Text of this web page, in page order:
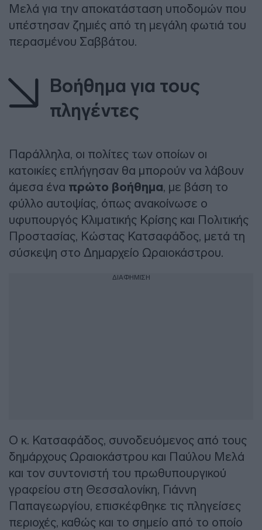
Μελά για την αποκατάσταση υποδομών που
υπέστησαν ζημιές από τη μεγάλη φωτιά του
περασμένου Σαββάτου.
Βοήθημα για τους
πληγέντες
Παράλληλα, οι πολίτες των οποίων οι
κατοικίες επλήγησαν θα μπορούν να λάβουν
άμεσα ένα πρώτο βοήθημα, με βάση το
φύλλο αυτοψίας, όπως ανακοίνωσε ο
υφυπουργός Κλιματικής Κρίσης και Πολιτικής
Προστασίας, Κώστας Κατσαφάδος, μετά τη
σύσκεψη στο Δημαρχείο Ωραιοκάστρου.
ΔΙΑΦΗΜΙΣΗ
Ο κ. Κατσαφάδος, συνοδευόμενος από τους
δημάρχους Ωραιοκάστρου και Παύλου Μελά
και τον συντονιστή του πρωθυπουργικού
γραφείου στη Θεσσαλονίκη, Γιάννη
Παπαγεωργίου, επισκέφθηκε τις πληγείσες
περιοχές, καθώς και το σημείο από το οποίο